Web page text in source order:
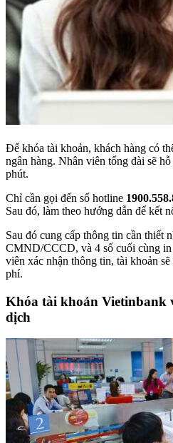
Để khóa tài khoản, khách hàng có
ngân hàng. Nhân viên tổng đài sẽ
phút.
Chỉ cần gọi đến số hotline
Sau đó, làm theo hướng dẫn để kết
Sau đó cung cấp thông tin cần thiết
CMND/CCCD, và 4 số cuối cùng
viên xác nhận thông tin, tài khoản
phí.
Khóa tài khoản Vietinbank
dịch